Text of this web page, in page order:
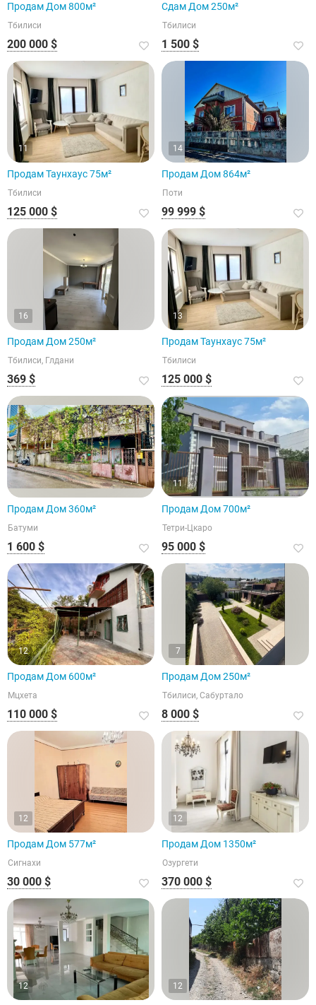
Продам Дом 800м²
Тбилиси
200 000 $
Сдам Дом 250м²
Тбилиси
1 500 $
11
Продам Таунхаус 75м²
Тбилиси
125 000 $
14
Продам Дом 864м²
Поти
99 999 $
16
Продам Дом 250м²
Тбилиси, Глдани
369 $
13
Продам Таунхаус 75м²
Тбилиси
125 000 $
Продам Дом 360м²
Батуми
1 600 $
11
Продам Дом 700м²
Тетри-Цкаро
95 000 $
12
Продам Дом 600м²
Мцхета
110 000 $
7
Продам Дом 250м²
Тбилиси, Сабуртало
8 000 $
12
Продам Дом 577м²
Сигнахи
30 000 $
12
Продам Дом 1350м²
Озургети
370 000 $
12 12